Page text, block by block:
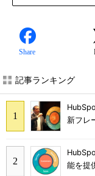
Share
記事ランキング
新フレ
能を提